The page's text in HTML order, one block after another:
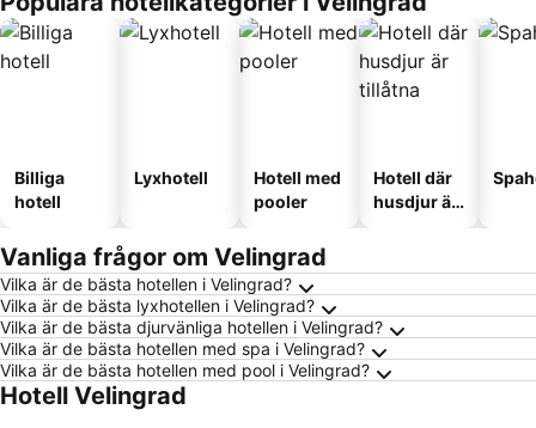
Billiga
hotell
Lyxhotell
Hotell med
pooler
Hotell där
husdjur är
Vanliga frågor om Velingrad
Vilka är de bästa hotellen i Velingrad?
Vilka är de bästa lyxhotellen i Velingrad?
Vilka är de bästa djurvänliga hotellen i Velingrad?
Vilka är de bästa hotellen med spa i Velingrad?
Vilka är de bästa hotellen med pool i Velingrad?
Hotell Velingrad